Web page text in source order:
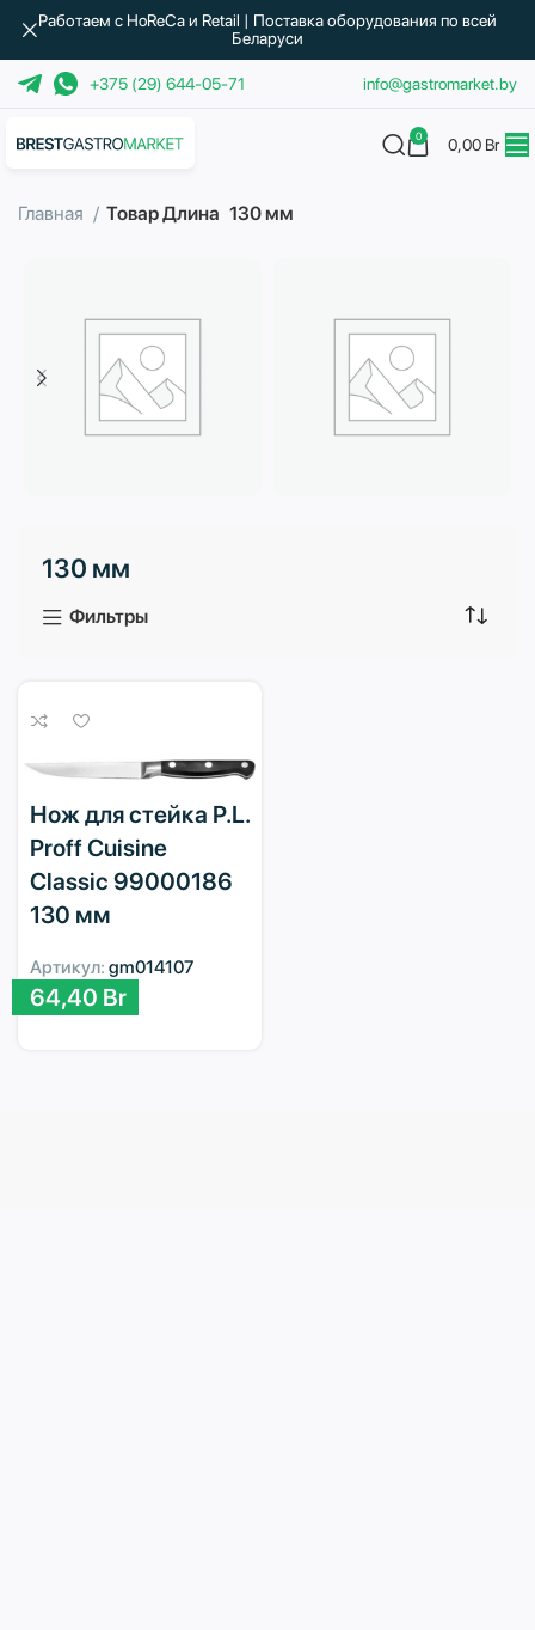
+375 (29) 644-05-71 info@gastromarket.by
0 0,00 Br
Главная Товар Длина 130 мм
3 продукта
130 мм
Фильтры
Нож для стейка P.L.
Proff Cuisine
Classic 99000186
130 мм
Артикул: gm014107
64,40 Br
Работаем с HoReCa и Retail | Поставка оборудования по всей
Беларуси